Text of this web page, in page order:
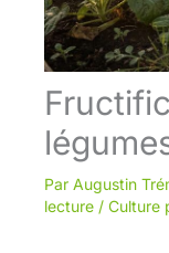
Par Augustin
lecture / Culture